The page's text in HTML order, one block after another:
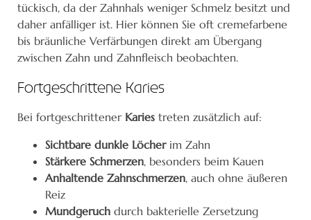
tückisch, da der Zahnhals weniger Schmelz besitzt und
daher anfälliger ist. Hier können Sie oft cremefarbene
bis bräunliche Verfärbungen direkt am Übergang
zwischen Zahn und Zahnfleisch beobachten.
Fortgeschrittene Karies
Bei fortgeschrittener Karies treten zusätzlich auf:
Sichtbare dunkle Löcherim Zahn
Stärkere Schmerzen, besonders beim Kauen
Anhaltende Zahnschmerzen, auch ohne äußeren
Reiz
Mundgeruch durch bakterielle Zersetzung